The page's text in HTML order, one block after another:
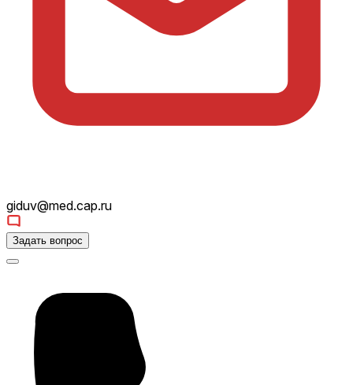
giduv@med.cap.ru
Задать вопрос